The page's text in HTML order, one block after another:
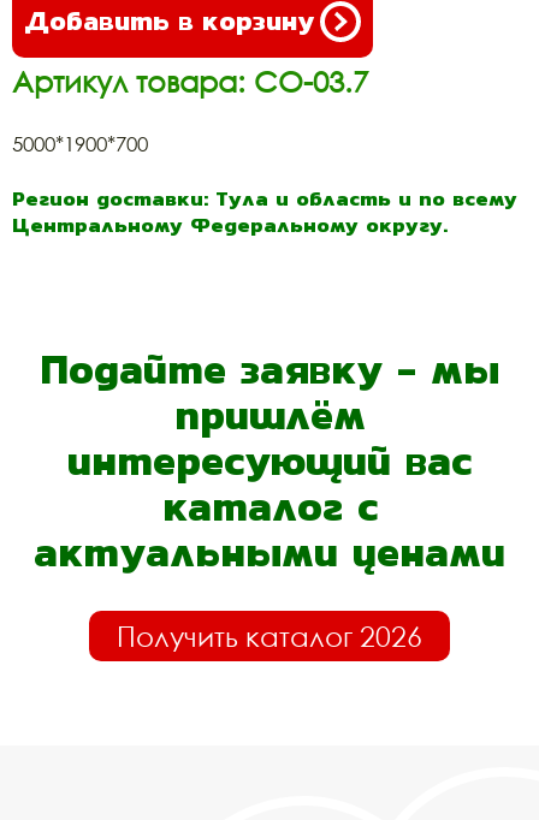
Добавить в корзину
Артикул товара: СО-03.7
5000*1900*700
Регион доставки: Тула и область и по всему
Центральному Федеральному округу.
Подайте заявку - мы
пришлём
интересующий вас
каталог с
актуальными ценами
Получить каталог 2026